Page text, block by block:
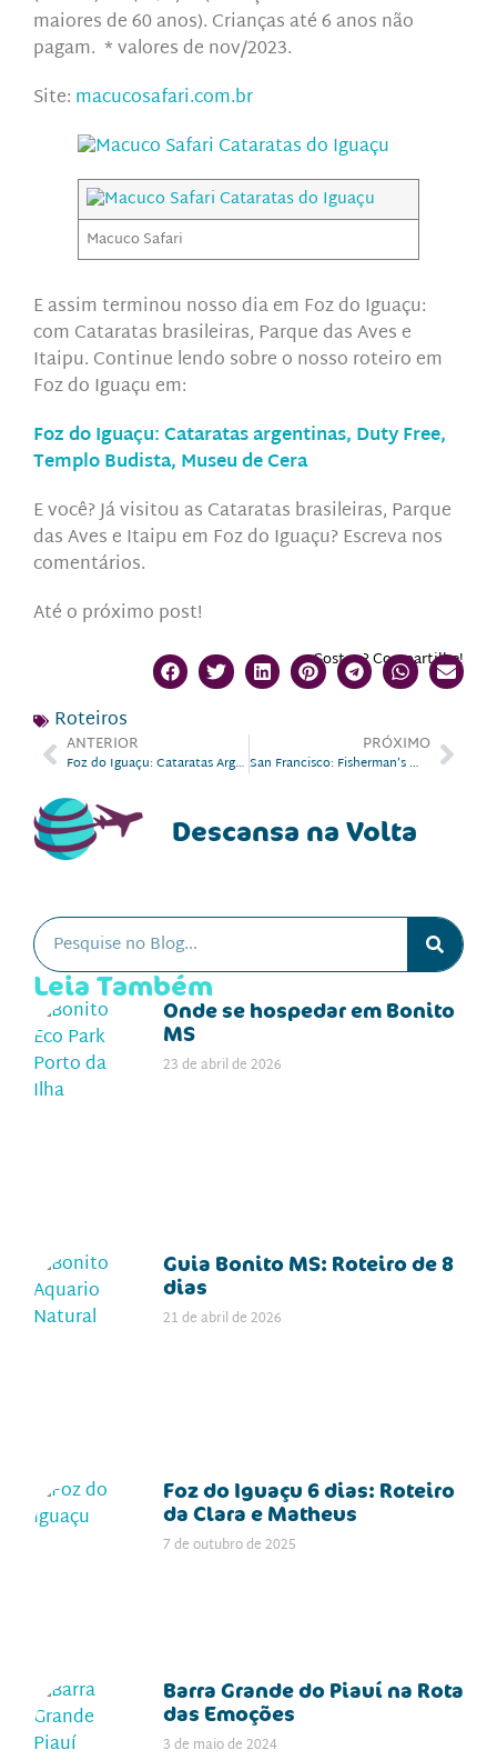
maiores de 60 anos). Crianças até 6 anos não
pagam. * valores de nov/2023.
Site: macucosafari.com.br
Macuco Safari
E assim terminou nosso dia em Foz do Iguaçu:
com Cataratas brasileiras, Parque das Aves e
Itaipu. Continue lendo sobre o nosso roteiro em
Foz do Iguaçu em:
Foz do Iguaçu: Cataratas argentinas, Duty Free,
Templo Budista, Museu de Cera
E você? Já visitou as Cataratas brasileiras, Parque
das Aves e Itaipu em Foz do Iguaçu? Escreva nos
comentários.
Até o próximo post!
Gostou? Compartilhe!
Roteiros
ANTERIOR
Foz do Iguaçu: Cataratas Argentinas
PRÓXIMO
San Francisco: Fisherman’s Wharf a Guirardelli Square
Descansa na Volta
Leia Também
Onde se hospedar em Bonito
MS
23 de abril de 2026
Guia Bonito MS: Roteiro de 8
dias
21 de abril de 2026
Foz do Iguaçu 6 dias: Roteiro
da Clara e Matheus
7 de outubro de 2025
Barra Grande do Piauí na Rota
das Emoções
3 de maio de 2024